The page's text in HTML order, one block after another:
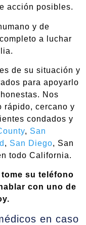
acción posibles.
y de
a luchar
de su situación y
para apoyarlo
Nos
rápido, cercano y
condados y
, San
, San Diego, San
todo California.
su teléfono
con uno de
en caso